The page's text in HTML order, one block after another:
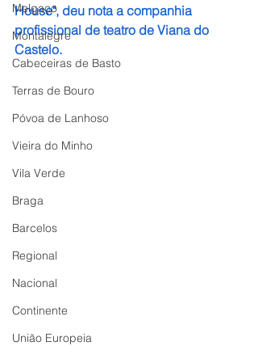
Melgaço
Montalegre
Cabeceiras de Basto
Terras de Bouro
Póvoa de Lanhoso
Vieira do Minho
Vila Verde
Braga
Barcelos
Regional
Nacional
Continente
União Europeia
House", deu nota a companhia
profissional de teatro de Viana do
Castelo.